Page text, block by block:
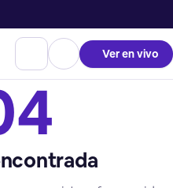
Ver en vivo